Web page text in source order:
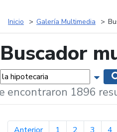
Inicio Galería Multimedia
Buscador
encontraron 1896
página anterior